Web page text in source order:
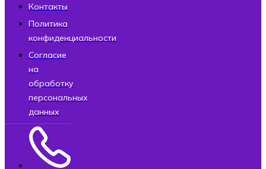
Контакты
Политика
конфиденциальности
Согласие
на
обработку
персональных
данных